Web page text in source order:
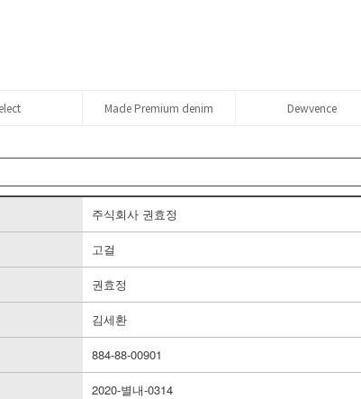
Made Premium denim Dewvence
주식회사 권효정
고걸
권효정
김세환
884-88-00901
2020-별내-0314